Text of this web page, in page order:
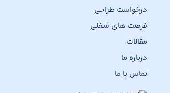
درخواست طراحی
فرصت های شغلی
مقالات
درباره ما
تماس با ما